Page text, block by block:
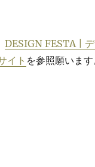
、DESIGN FESTA |
イト を参照願います